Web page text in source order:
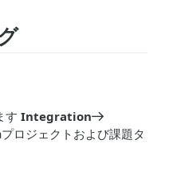
す Integration
ロジェクトおよび課題タ